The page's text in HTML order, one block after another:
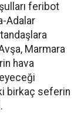
feribot
Adalar
Marmara
hava
birkaç seferin